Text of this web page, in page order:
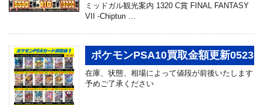
ミッドガル観光案内 1320 C賞 FINAL FANTASY
VII -Chiptun …
ポケモンPSA10買取金額更新0523
在庫、状態、相場によって値段が前後いたします
予めご了承ください